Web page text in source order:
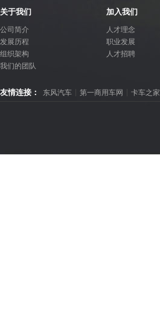
关于我们
公司简介
发展历程
组织架构
我们的团队
加入我们
人才理念
职业发展
人才招聘
友情连接： 东风汽车 第一商用车网 卡车之家